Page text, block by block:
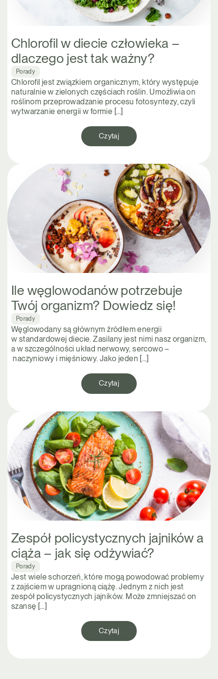
Chlorofil w diecie człowieka –
dlaczego jest tak ważny?
Porady
Chlorofil jest związkiem organicznym, który występuje
naturalnie w zielonych częściach roślin. Umożliwia on
roślinom przeprowadzanie procesu fotosyntezy, czyli
wytwarzanie energii w formie […]
Czytaj
Ile węglowodanów potrzebuje
Twój organizm? Dowiedz się!
Porady
Węglowodany są głównym źródłem energii
w standardowej diecie. Zasilany jest nimi nasz organizm,
a w szczególności układ nerwowy, sercowo –
naczyniowy i mięśniowy. Jako jeden […]
Czytaj
Zespół policystycznych jajników a
ciąża – jak się odżywiać?
Porady
Jest wiele schorzeń, które mogą powodować problemy
z zajściem w upragnioną ciążę. Jednym z nich jest
zespół policystycznych jajników. Może zmniejszać on
szansę […]
Czytaj